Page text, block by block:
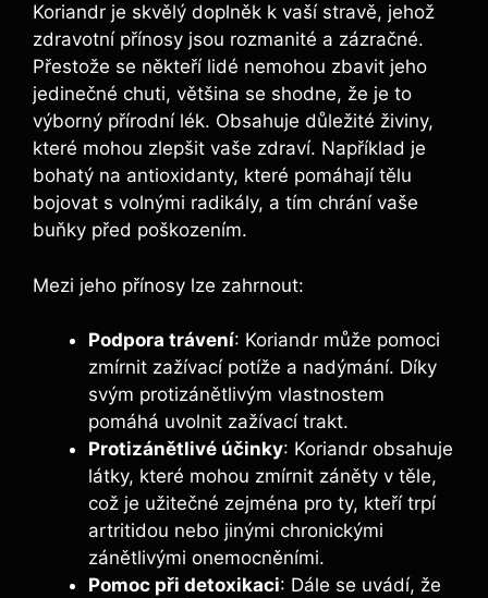
Koriandr je skvělý doplněk k vaší stravě, jehož
zdravotní přínosy jsou rozmanité a zázračné.
Přestože se někteří lidé nemohou zbavit jeho
jedinečné chuti, většina se shodne, že je to
výborný přírodní lék. Obsahuje důležité živiny,
které mohou zlepšit vaše zdraví. Například je
bohatý na antioxidanty, které pomáhají tělu
bojovat s volnými radikály, a tím chrání vaše
buňky před poškozením.
Mezi jeho přínosy lze zahrnout:
Podpora trávení: Koriandr může pomoci
zmírnit zažívací potíže a nadýmání. Díky
svým protizánětlivým vlastnostem
pomáhá uvolnit zažívací trakt.
Protizánětlivé účinky: Koriandr obsahuje
látky, které mohou zmírnit záněty v těle,
což je užitečné zejména pro ty, kteří trpí
artritidou nebo jinými chronickými
zánětlivými onemocněními.
Pomoc při detoxikaci: Dále se uvádí, že